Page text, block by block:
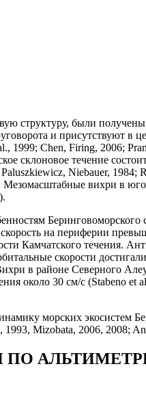
структуру, были
и присутствуют в
1999; Chen, Firing, 2006;
склоновое течение
Niebauer,
вихри в
Беринговоморского
на периферии
Камчатского течения.
скорости
в районе Северного
около 30 см/с (Stabeno
морских экосистем
Mizobata, 2006, 2008;